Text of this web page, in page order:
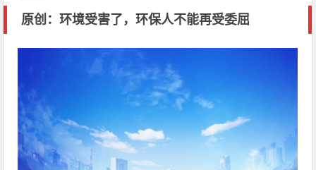
原创：环境受害了，环保人不能再受委屈